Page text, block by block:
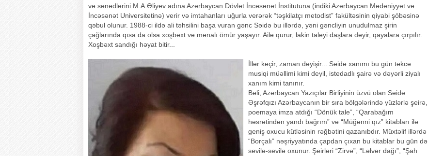
və sənədlərini M.A.Əliyev adına Azərbaycan Dövlət İncəsənət İnstitutuna (indiki Azərbaycan Mədəniyyət və
İncəsənət Universitetinə) verir və imtahanları uğurla verərək “təşkilatçı metodist” fakültəsinin qiyabi şöbəsinə
qəbul olunur. 1988-ci ildə ali təhsilini başa vuran gənc Səidə bu illərdə, yəni gəncliyin unudulmaz şirin
çağlarında qısa da olsa xoşbəxt və mənalı ömür yaşayır. Ailə qurur, lakin taleyi daşlara dəyir, qayalara çırpılır.
Xoşbəxt sandığı həyat bitir...
İllər keçir, zaman dəyişir... Səidə xanımı bu gün təkcə
musiqi müəllimi kimi deyil, istedadlı şairə və dəyərli ziyalı
xanım kimi tanınır.
Bəli, Azərbaycan Yazıçılar Birliyinin üzvü olan Səidə
Əşrəfqızı Azərbaycanın bir sıra bölgələrində yüzlərlə şeirə,
poemaya imza atdığı “Dönük tale”, “Qarabağım
həsrətindən yandı bağrım” və “Müğənni qız” kitabları ilə
geniş oxucu kütləsinin rəğbətini qazanıbdır. Müxtəlif illərdə
“Borçalı” nəşriyyatında çapdan çıxan bu kitablar bu gün də
sevilə-sevilə oxunur. Şeirləri “Zirvə”, “Ləlvər dağı”, “Şah